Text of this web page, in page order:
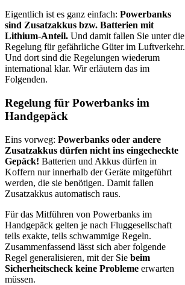
Eigentlich ist es ganz einfach: Powerbanks
sind Zusatzakkus bzw. Batterien mit
Lithium-Anteil. Und damit fallen Sie unter die
Regelung für gefährliche Güter im Luftverkehr.
Und dort sind die Regelungen wiederum
international klar. Wir erläutern das im
Folgenden.
Regelung für Powerbanks im
Handgepäck
Eins vorweg: Powerbanks oder andere
Zusatzakkus dürfen nicht ins eingecheckte
Gepäck! Batterien und Akkus dürfen in
Koffern nur innerhalb der Geräte mitgeführt
werden, die sie benötigen. Damit fallen
Zusatzakkus automatisch raus.
Für das Mitführen von Powerbanks im
Handgepäck gelten je nach Fluggesellschaft
teils exakte, teils schwammige Regeln.
Zusammenfassend lässt sich aber folgende
Regel generalisieren, mit der Sie beim
Sicherheitscheck keine Probleme erwarten
müssen.